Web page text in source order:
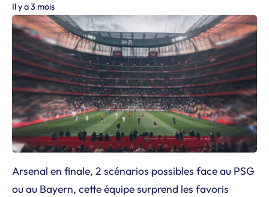
Il y a 3 mois
Arsenal en finale, 2 scénarios possibles face au PSG
ou au Bayern, cette équipe surprend les favoris